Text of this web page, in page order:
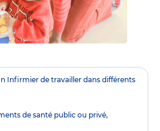
Infirmier de travailler dans différents
de santé public ou privé,